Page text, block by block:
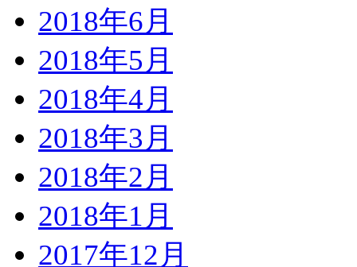
2018年6月
2018年5月
2018年4月
2018年3月
2018年2月
2018年1月
2017年12月